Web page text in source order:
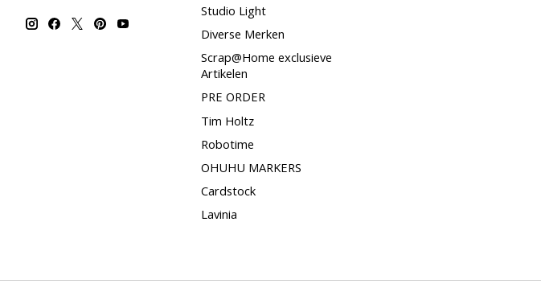
Studio Light
Diverse Merken
Scrap@Home exclusieve
Artikelen
PRE ORDER
Tim Holtz
Robotime
OHUHU MARKERS
Cardstock
Lavinia